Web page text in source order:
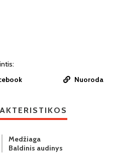
Nuoroda
Medžiaga
Baldinis audinys